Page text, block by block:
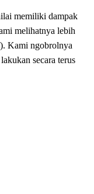
memiliki dampak
melihatnya lebih
Kami ngobrolnya
secara terus